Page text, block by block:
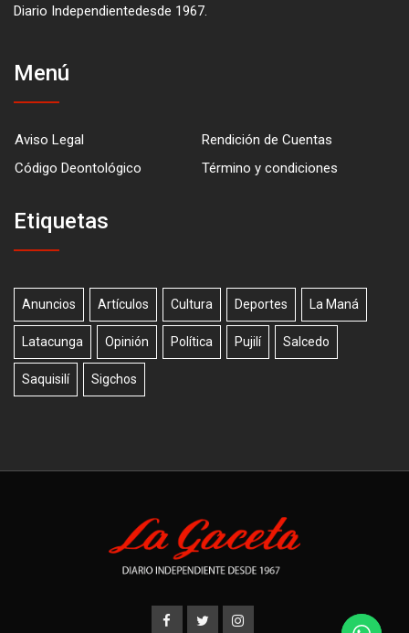
Diario Independientedesde 1967.
Menú
Aviso Legal
Rendición de Cuentas
Código Deontológico
Término y condiciones
Etiquetas
Anuncios Artículos Cultura Deportes La Maná
Latacunga Opinión Política Pujilí Salcedo
Saquisilí Sigchos